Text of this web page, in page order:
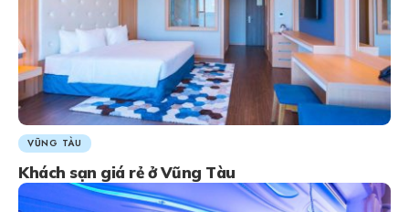
VŨNG TÀU
Khách sạn giá rẻ ở Vũng Tàu